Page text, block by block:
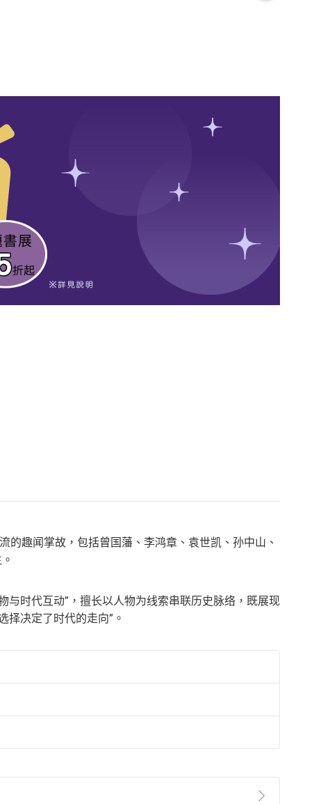
的趣闻掌故，包括曾国藩、李鸿章、袁世凯、孙中山、
与时代互动”，擅长以人物为线索串联历史脉络，既展现
择决定了时代的走向”。